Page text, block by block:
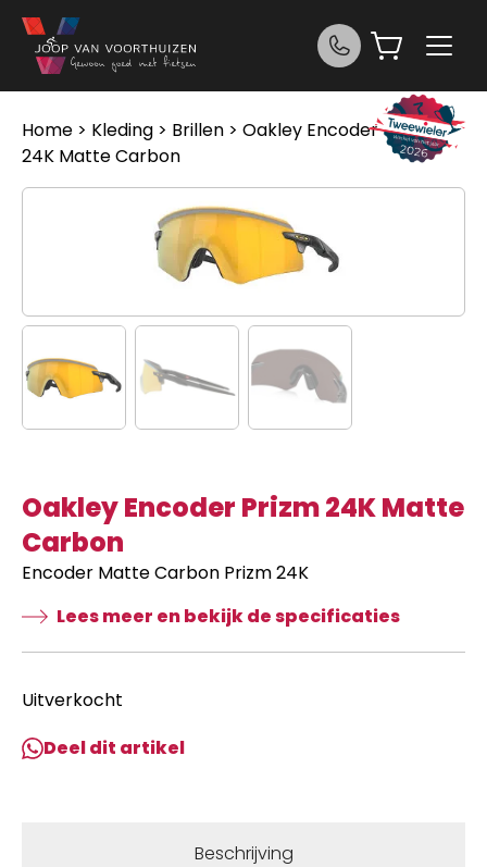
Ga naar de inhoud
Home > Kleding > Brillen > Oakley Encoder Prizm
24K Matte Carbon
Oakley Encoder Prizm 24K Matte
Carbon
Encoder Matte Carbon Prizm 24K
Lees meer en bekijk de specificaties
Uitverkocht
Deel dit artikel
Beschrijving